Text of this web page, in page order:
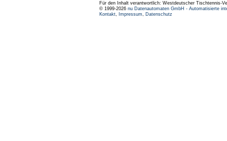
Für den Inhalt verantwortlich: Westdeutscher Tischtennis-
© 1999-2026 nu Datenautomaten GmbH - Automatisierte
Kontakt, Impressum, Datenschutz